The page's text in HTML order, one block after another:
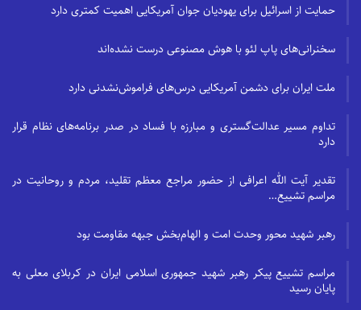
حمایت از اسرائیل برای یهودیان جوان آمریکایی اهمیت کمتری دارد
سخنرانی‌های پاپ لئو با هوش مصنوعی درست نشده‌اند
ملت ایران برای دشمن آمریکایی درس‌های فراموش‌نشدنی دارد
تداوم مسیر عدالت‌گستری و مبارزه با فساد در صدر برنامه‌های نظام قرار
دارد
تقدیر آیت الله اعرافی از حضور مراجع معظم تقلید، مردم و روحانیت در
مراسم تشییع…
رهبر شهید محور وحدت امت و الهام‌بخش جبهه مقاومت بود
مراسم تشییع پیکر رهبر شهید جمهوری اسلامی ایران در کربلای معلی به
پایان رسید